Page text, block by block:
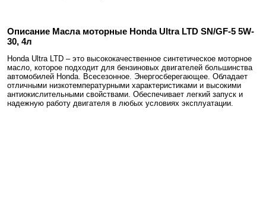
Описание Масла моторные Honda Ultra LTD SN/GF-5 5W-
30, 4л
Honda Ultra LTD – это высококачественное синтетическое моторное
масло, которое подходит для бензиновых двигателей большинства
автомобилей Honda. Всесезонное. Энергосберегающее. Обладает
отличными низкотемпературными характеристиками и высокими
антиокислительными свойствами. Обеспечивает легкий запуск и
надежную работу двигателя в любых условиях эксплуатации.